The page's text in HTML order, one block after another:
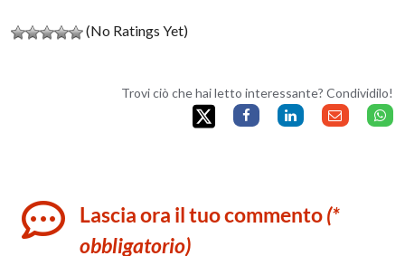
(No Ratings Yet)
Trovi ciò che hai letto interessante? Condividilo!
Lascia ora il tuo commento(*
obbligatorio)